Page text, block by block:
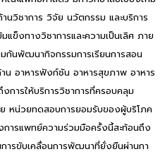
นวิชาการ วิจัย นวัตกรรม และบริการ
แข็งทางวิชาการและความเป็นเลิศ ภาย
นพัฒนากิจกรรมการเรียนการสอน
น อาหารฟังก์ชัน อาหารสุขภาพ อาหาร
การให้บริการวิชาการที่ครอบคลุม
หน่วยทดสอบการยอมรับของผู้บริโภค
ารแพทย์ความร่วมมือครั้งนี้สะท้อนถึง
ารขับเคลื่อนการพัฒนาที่ยั่งยืนผ่านกา